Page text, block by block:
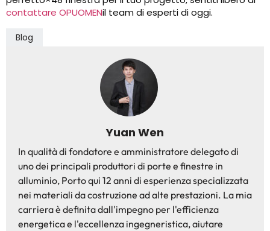
contattare OPUOMENil team di esperti di oggi.
Blog
Yuan Wen
In qualità di fondatore e amministratore delegato di
uno dei principali produttori di porte e finestre in
alluminio, Porto qui 12 anni di esperienza specializzata
nei materiali da costruzione ad alte prestazioni. La mia
carriera è definita dall'impegno per l'efficienza
energetica e l'eccellenza ingegneristica, aiutare